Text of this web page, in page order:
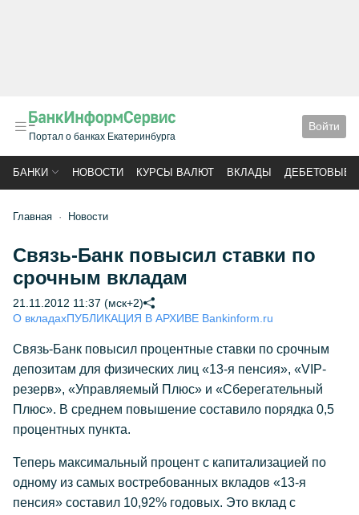
Портал о банках Екатеринбурга
Войти
БАНКИ НОВОСТИ КУРСЫ ВАЛЮТ ВКЛАДЫ ДЕБЕТОВЫЕ
Главная Новости
Связь-Банк повысил ставки по
срочным вкладам
21.11.2012 11:37 (мск+2)
О вкладахПУБЛИКАЦИЯ В АРХИВЕ Bankinform.ru
Связь-Банк повысил процентные ставки по срочным
депозитам для физических лиц «13-я пенсия», «VIP-
резерв», «Управляемый Плюс» и «Сберегательный
Плюс». В среднем повышение составило порядка 0,5
процентных пункта.
Теперь максимальный процент с капитализацией по
одному из самых востребованных вкладов «13-я
пенсия» составил 10,92% годовых. Это вклад с